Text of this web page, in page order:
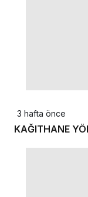
3 hafta önce
KAĞITHANE